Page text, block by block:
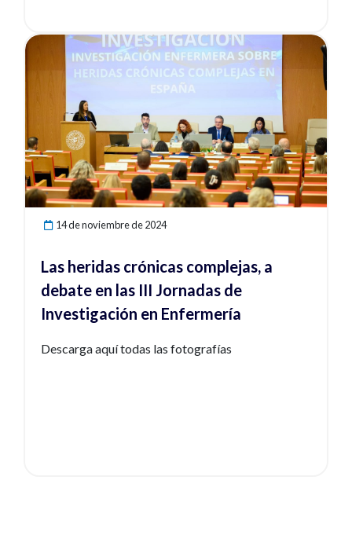
14 de noviembre de 2024
Las heridas crónicas complejas, a
debate en las III Jornadas de
Investigación en Enfermería
Descarga aquí todas las fotografías
Ver noticia